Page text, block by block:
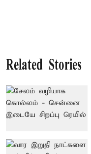
Related Stories